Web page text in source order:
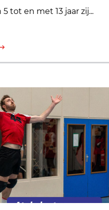
tot en met 13 jaar zij...